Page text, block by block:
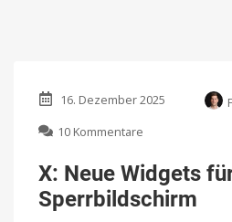
16. Dezember 2025
10 Kommentare
Neue
Widgets
für
X: Neue Widgets
Sperrbildschirm